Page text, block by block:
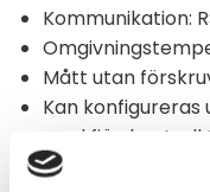
Kommunikation:
Mått utan
Kan
med fjärrkontroll